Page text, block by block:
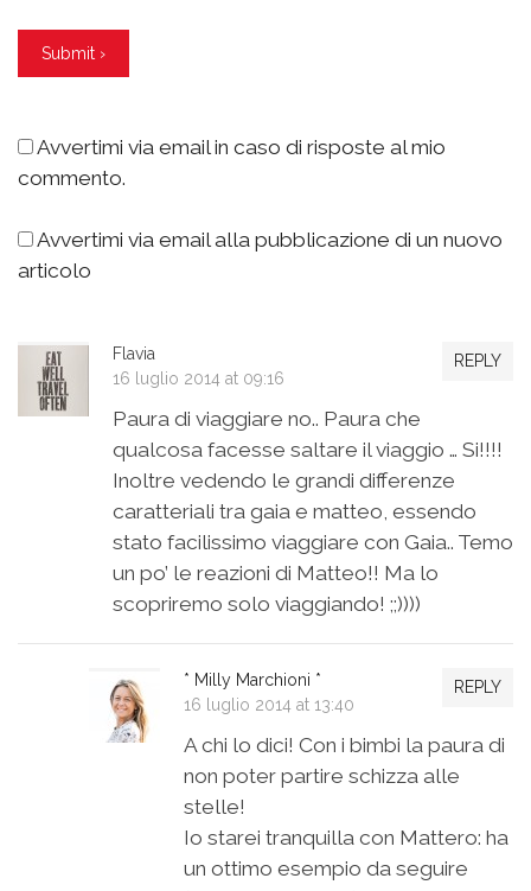
Avvertimi via email in caso di risposte al mio
commento.
Avvertimi via email alla pubblicazione di un nuovo
articolo
REPLY
Flavia
16 luglio 2014 at 09:16
Paura di viaggiare no.. Paura che
qualcosa facesse saltare il viaggio … Si!!!!
Inoltre vedendo le grandi differenze
caratteriali tra gaia e matteo, essendo
stato facilissimo viaggiare con Gaia.. Temo
un po’ le reazioni di Matteo!! Ma lo
scopriremo solo viaggiando! ;;))))
REPLY
* Milly Marchioni *
16 luglio 2014 at 13:40
A chi lo dici! Con i bimbi la paura di
non poter partire schizza alle
stelle!
Io starei tranquilla con Mattero: ha
un ottimo esempio da seguire